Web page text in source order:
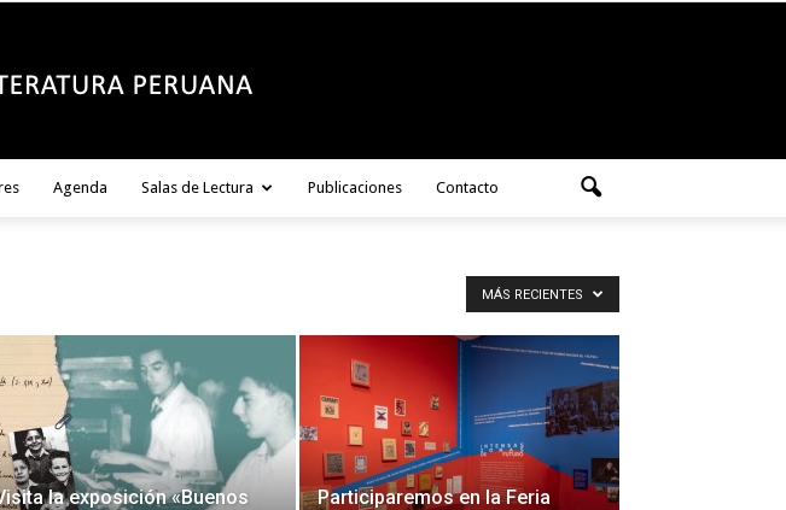
Agenda Salas de Lectura Publicaciones Contacto
MÁS RECIENTES
la exposición «Buenos
Participaremos en la Feria